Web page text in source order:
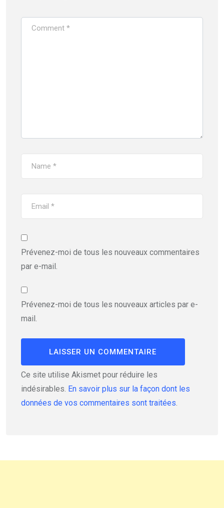
Prévenez-moi de tous les nouveaux commentaires
par e-mail.
Prévenez-moi de tous les nouveaux articles par e-
mail.
Ce site utilise Akismet pour réduire les
indésirables. En savoir plus sur la façon dont les
données de vos commentaires sont traitées